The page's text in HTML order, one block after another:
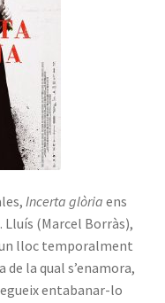
Incerta glòria ens
(Marcel Borràs),
lloc temporalment
la qual s’enamora,
entabanar-lo